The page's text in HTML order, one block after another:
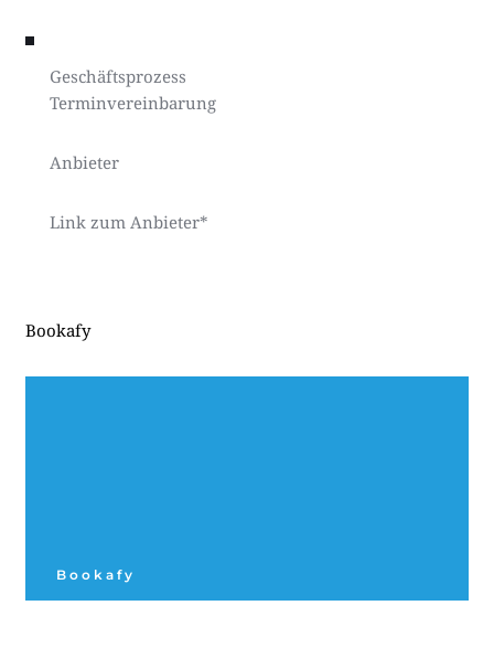
Geschäftsprozess
Terminvereinbarung
Anbieter
Link zum Anbieter*
Bookafy
Bookafy